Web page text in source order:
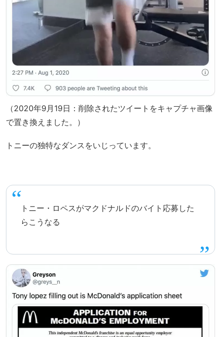
（2020年9月19日：削除されたツイートをキャプチャ画像
で置き換えました。）
トニーの独特なダンスをいじっています。
トニー・ロペスがマクドナルドのバイト応募した
らこうなる